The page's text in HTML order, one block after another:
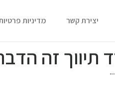
יצירת קשר מדיניות
זה הדבר